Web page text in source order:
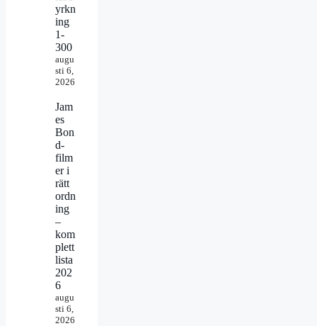
yrkn
ing
1-
300
augu
sti 6,
2026
Jam
es
Bon
d-
film
er i
rätt
ordn
ing
–
kom
plett
lista
202
6
augu
sti 6,
2026